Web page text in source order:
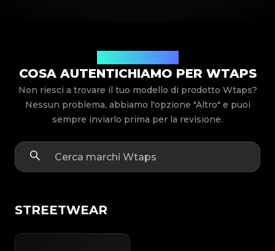
COSA AUTENTICHIAMO PER WTAPS
Non riesci a trovare il tuo modello di prodotto Wtaps?
Nessun problema, abbiamo l'opzione "Altro" e puoi
sempre inviarlo prima per la revisione.
STREETWEAR